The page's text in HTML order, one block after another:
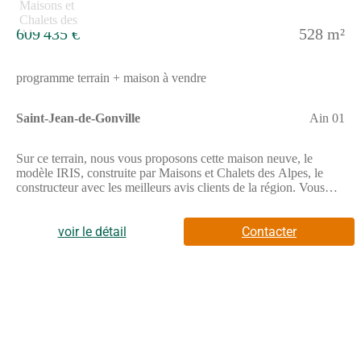
609 435 € 528 m²
programme terrain + maison à vendre
Saint-Jean-de-Gonville Ain 01
Sur ce terrain, nous vous proposons cette maison neuve, le
modèle IRIS, construite par Maisons et Chalets des Alpes, le
constructeur avec les meilleurs avis clients de la région. Vous
pratique ! L'Iris est un modèle de maison qui tient dans un parfait
carré ! Cette configuration lui permet de vous proposer un
intérieur très pratique, sur un ou deux niveaux selon la surface
voir le détail Contacter